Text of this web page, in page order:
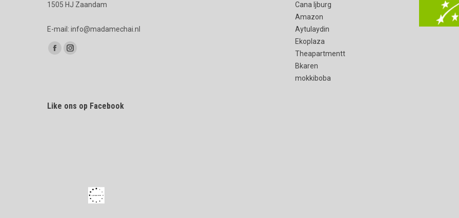
1505 HJ Zaandam
E-mail: info@madamechai.nl
Vind ons op:
Facebook
new
Instagram
new
Cana Ijburg
Amazon
Aytulaydin
Ekoplaza
Theapartmentt
Bkaren
mokkiboba
Like ons op Facebook